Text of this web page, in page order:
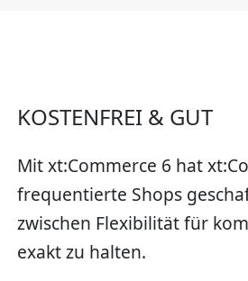
KOSTENFREI & GUT
Mit xt:Commerce 6 hat
frequentierte Shops
zwischen Flexibilität für
exakt zu halten.